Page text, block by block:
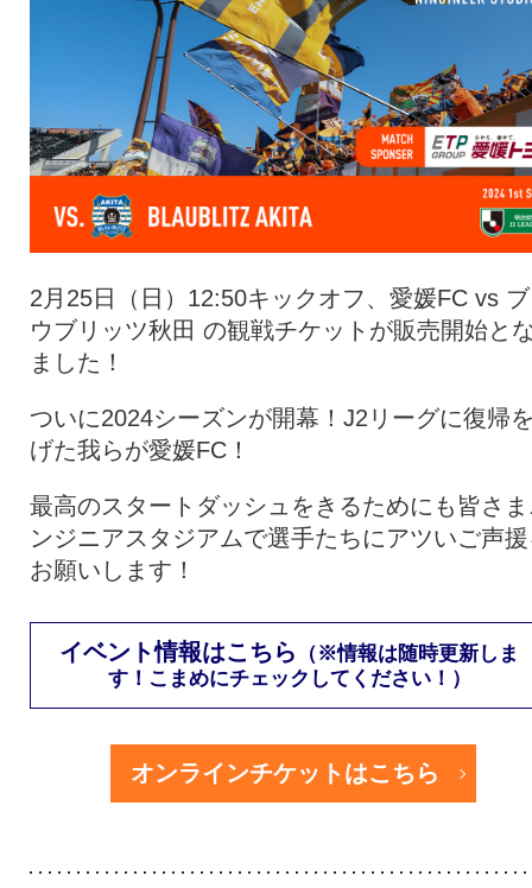
スポンサー
特設ページ
2月25日（日）12:50キックオフ、愛媛FC vs
ウブリッツ秋田 の観戦チケットが販売開始と
ました！
ついに2024シーズンが開幕！J2リーグに復帰
げた我らが愛媛FC！
最高のスタートダッシュをきるためにも皆さ
ンジニアスタジアムで選手たちにアツいご声
お願いします！
イベント情報はこちら
（※情報は随時更新しま
す！こまめにチェックしてください！）
オンラインチケットはこちら